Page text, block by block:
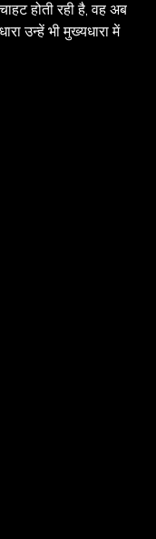
होती रही है, वह अब
उन्हें भी मुख्यधारा में